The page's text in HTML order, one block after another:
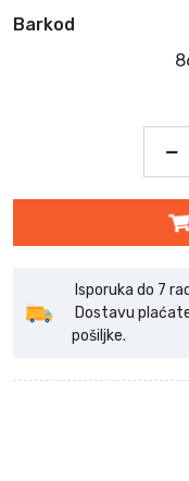
Barkod
Isporuka do 7
Dostavu
pošiljke.